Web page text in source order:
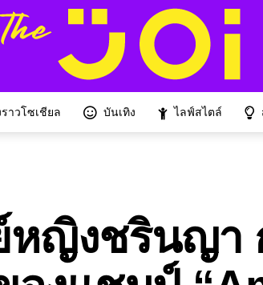
ราวโซเชียล บันเทิง ไลฟ์สไตล์
หญิงชรินญา